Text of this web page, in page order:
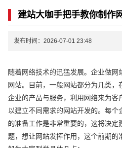
建站大咖手把手教你制作
发布时间：2026-07-01 23:48
随着网络技术的迅猛发展。企业做网
网站。目前，一般网站都分为几类
企业的产品与服务，利用网络来为客
以建立不同需求的网站开发的。每
的准备工作是非常重要的，这将决定
题，想让网站发挥作用，这个前期的